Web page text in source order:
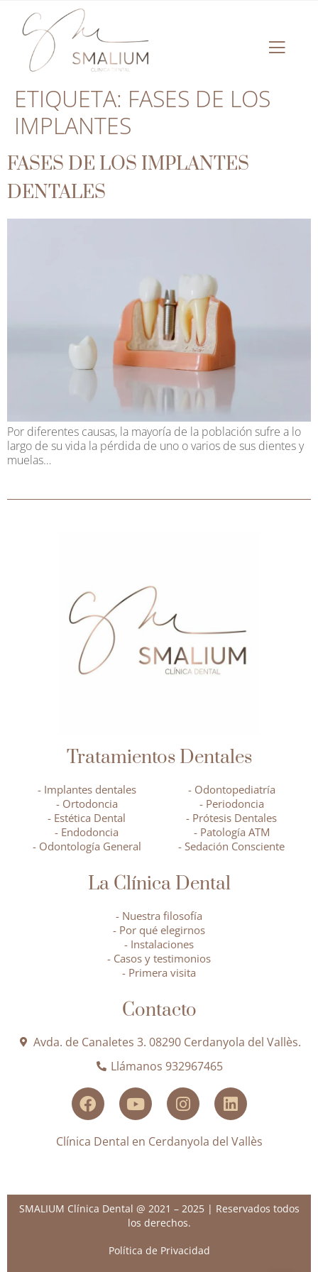
ETIQUETA: FASES DE LOS
IMPLANTES
FASES DE LOS IMPLANTES
DENTALES
Por diferentes causas, la mayoría de la población sufre a lo
largo de su vida la pérdida de uno o varios de sus dientes y
muelas…
Tratamientos Dentales
- Implantes dentales
- Ortodoncia
- Estética Dental
- Endodoncia
- Odontología General
- Odontopediatría
- Periodoncia
- Prótesis Dentales
- Patología ATM
- Sedación Consciente
La Clínica Dental
- Nuestra filosofía
- Por qué elegirnos
- Instalaciones
- Casos y testimonios
- Primera visita
Contacto
Avda. de Canaletes 3. 08290 Cerdanyola del Vallès.
Llámanos 932967465
Clínica Dental en Cerdanyola del Vallès
SMALIUM Clínica Dental @ 2021 – 2025 | Reservados todos
los derechos.
Política de Privacidad